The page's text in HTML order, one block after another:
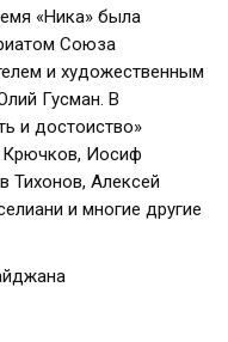
«Ника» была
Союза
и художественным
Гусман. В
и достоиство»
Крючков, Иосиф
Тихонов, Алексей
и многие другие